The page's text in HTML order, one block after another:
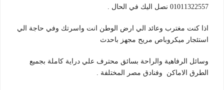
01011322557 نصل اليك في الحال .
اذا كنت مغترب وعائد الي ارض الوطن انت واسرتك وفي حاجة الي
استئجار ميكروباص مريح مجهز باحدث
وسائل الرفاهية والراحة بسائق محترف علي دراية كاملة بجميع
الطرق الاماكن وفنادق مصر المختلفة .